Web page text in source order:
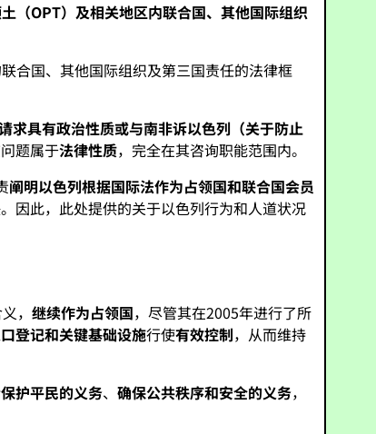
（OPT）及相关地区内联合国、其他国际组织
合国、其他国际组织及第三国责任的法律框
求具有政治性质或与南非诉以色列（关于防止
题属于法律性质，完全在其咨询职能范围内。
阐明以色列根据国际法作为占领国和联合国会员
因此，此处提供的关于以色列行为和人道状况
，继续作为占领国，尽管其在2005年进行了所
登记和关键基础设施行使有效控制，从而维持
保护平民的义务、确保公共秩序和安全的义务，